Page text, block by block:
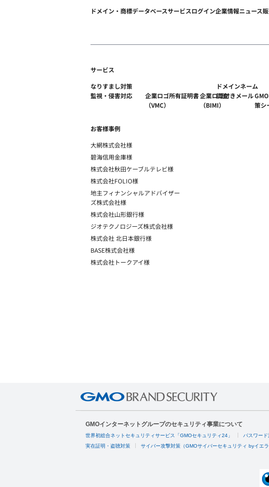
ドメイン・商標データベースサービスログイン企業情報ニュース
サービス
なりすまし対策
監視・侵害対応
企業ロゴ所有証明書
（VMC）
企業ロゴ付きメール
（BIMI）
策シ
ドメインネーム
調査
お客様事例
大網株式会社様
碧海信用金庫様
株式会社秋田ケーブルテレビ様
株式会社FOLIO様
地主フィナンシャルアドバイザー
ズ株式会社様
株式会社山形銀行様
ジオテクノロジーズ株式会社様
株式会社 北日本銀行様
BASE株式会社様
株式会社トークアイ様
GMOインターネットグループのセキュリティ事業について
世界初総合ネットセキュリティサービス「GMOセキュリティ24」 パスワー
実在証明・盗聴対策 サイバー攻撃対策（GMOサイバーセキュリティ byイエラ